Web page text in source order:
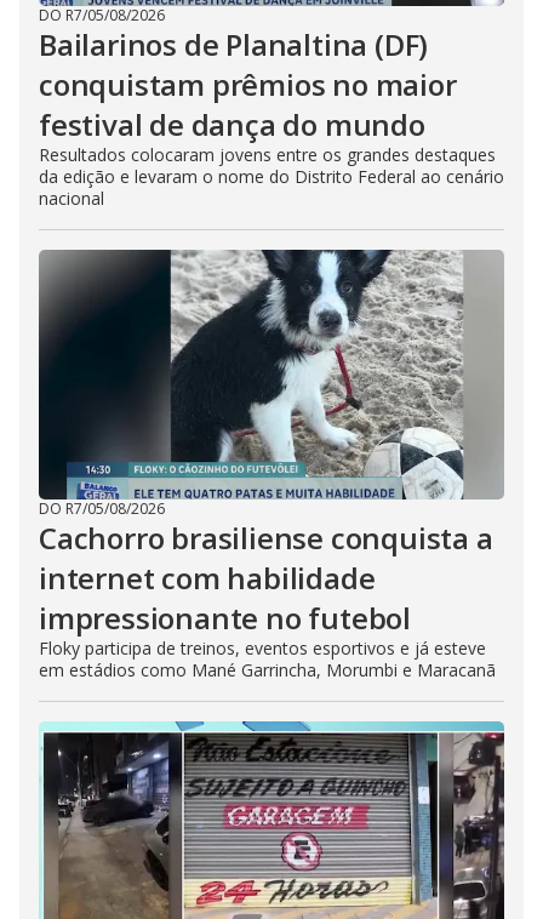
DO R7/05/08/2026
Bailarinos de Planaltina (DF)
conquistam prêmios no maior
festival de dança do mundo
Resultados colocaram jovens entre os grandes destaques
da edição e levaram o nome do Distrito Federal ao cenário
nacional
DO R7/05/08/2026
Cachorro brasiliense conquista a
internet com habilidade
impressionante no futebol
Floky participa de treinos, eventos esportivos e já esteve
em estádios como Mané Garrincha, Morumbi e Maracanã